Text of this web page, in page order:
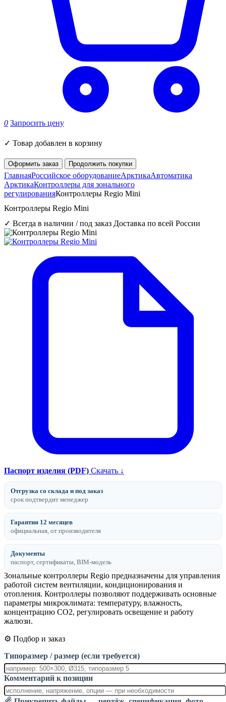
0 Запросить цену
✓ Товар добавлен в корзину
Оформить заказ Продолжить покупки
ГлавнаяРоссийское оборудованиеАрктикаАвтоматика
АрктикаКонтроллеры для зонального
регулированияКонтроллеры Regio Mini
Контроллеры Regio Mini
✓ Всегда в наличии / под заказ Доставка по всей России
Паспорт изделия (PDF) Скачать ↓
Отгрузка со склада и под заказ
срок подтвердит менеджер
Гарантия 12 месяцев
официальная, от производителя
Документы
паспорт, сертификаты, BIM-модель
Зональные контроллеры Regio предназначены для управления
работой систем вентиляции, кондиционирования и
отопления. Контроллеры позволяют поддерживать основные
параметры микроклимата: температуру, влажность,
концентрацию CO2, регулировать освещение и работу
жалюзи.
⚙️ Подбор и заказ
Типоразмер / размер (если требуется)
Комментарий к позиции